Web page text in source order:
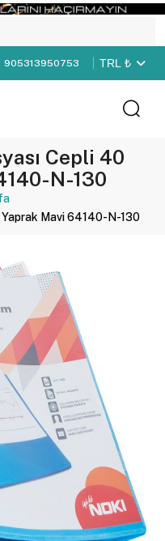
905313950753 TRL ₺
Cepli 40
N-130
Yaprak Mavi 64140-N-130